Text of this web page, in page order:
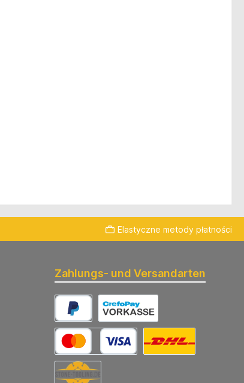
Elastyczne metody płatności
Zahlungs- und Versandarten